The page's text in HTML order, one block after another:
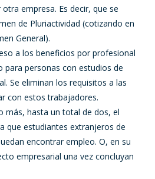
empresa. Es decir, que se
de Pluriactividad (cotizando en
General).
a los beneficios por profesional
para personas con estudios de
Se eliminan los requisitos a las
con estos trabajadores.
más, hasta un total de dos, el
que estudiantes extranjeros de
encontrar empleo. O, en su
empresarial una vez concluyan